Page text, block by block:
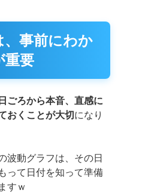
、事前にわか
重要
日ごろから本音、直感に
おくことが大切 になり
波動グラフは、その日
って日付を知って準備
すｗ